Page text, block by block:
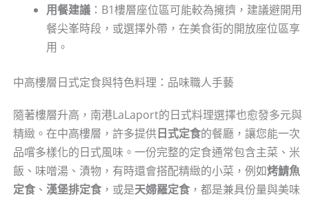
用餐建議：B1樓層座位區可能較為擁擠，建議避開用
餐尖峯時段，或選擇外帶，在美食街的開放座位區享
用。
中高樓層日式定食與特色料理：品味職人手藝
隨著樓層升高，南港LaLaport的日式料理選擇也愈發多元與
精緻。在中高樓層，許多提供日式定食的餐廳，讓您能一次
品嚐多樣化的日式風味。一份完整的定食通常包含主菜、米
飯、味噌湯、漬物，有時還會搭配精緻的小菜，例如烤鯖魚
定食、 漢堡排定食，或是天婦羅定食，都是兼具份量與美味